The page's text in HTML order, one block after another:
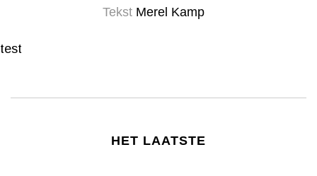
Tekst Merel Kamp
test
HET LAATSTE